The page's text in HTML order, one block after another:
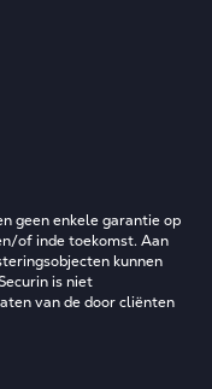
geen enkele garantie op
of inde toekomst. Aan
kunnen
is niet
van de door cliënten